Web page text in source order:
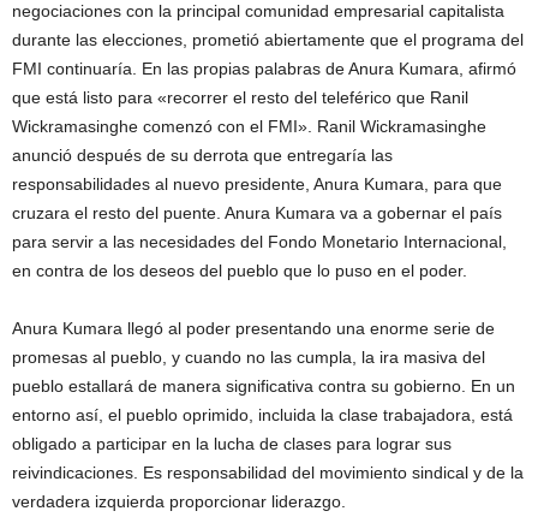
negociaciones con la principal comunidad empresarial capitalista
durante las elecciones, prometió abiertamente que el programa del
FMI continuaría. En las propias palabras de Anura Kumara, afirmó
que está listo para «recorrer el resto del teleférico que Ranil
Wickramasinghe comenzó con el FMI». Ranil Wickramasinghe
anunció después de su derrota que entregaría las
responsabilidades al nuevo presidente, Anura Kumara, para que
cruzara el resto del puente. Anura Kumara va a gobernar el país
para servir a las necesidades del Fondo Monetario Internacional,
en contra de los deseos del pueblo que lo puso en el poder.
Anura Kumara llegó al poder presentando una enorme serie de
promesas al pueblo, y cuando no las cumpla, la ira masiva del
pueblo estallará de manera significativa contra su gobierno. En un
entorno así, el pueblo oprimido, incluida la clase trabajadora, está
obligado a participar en la lucha de clases para lograr sus
reivindicaciones. Es responsabilidad del movimiento sindical y de la
verdadera izquierda proporcionar liderazgo.